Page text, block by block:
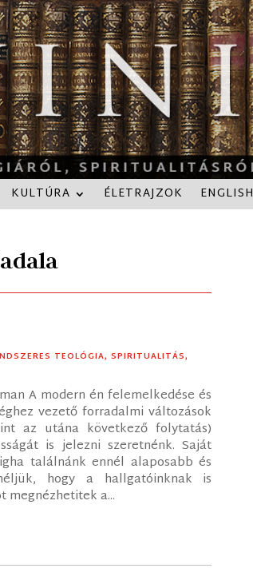
KULTÚRA ÉLETRAJZOK ENGLISH
TEOLÓGIA,SPIRITUALITÁS,
A modern én felemelkedése és
vezető forradalmi változások
az utána következő folytatás)
is jelezni szeretnénk. Saját
találnánk ennél alaposabb és
hogy a hallgatóinknak is
megnézhetitek a...